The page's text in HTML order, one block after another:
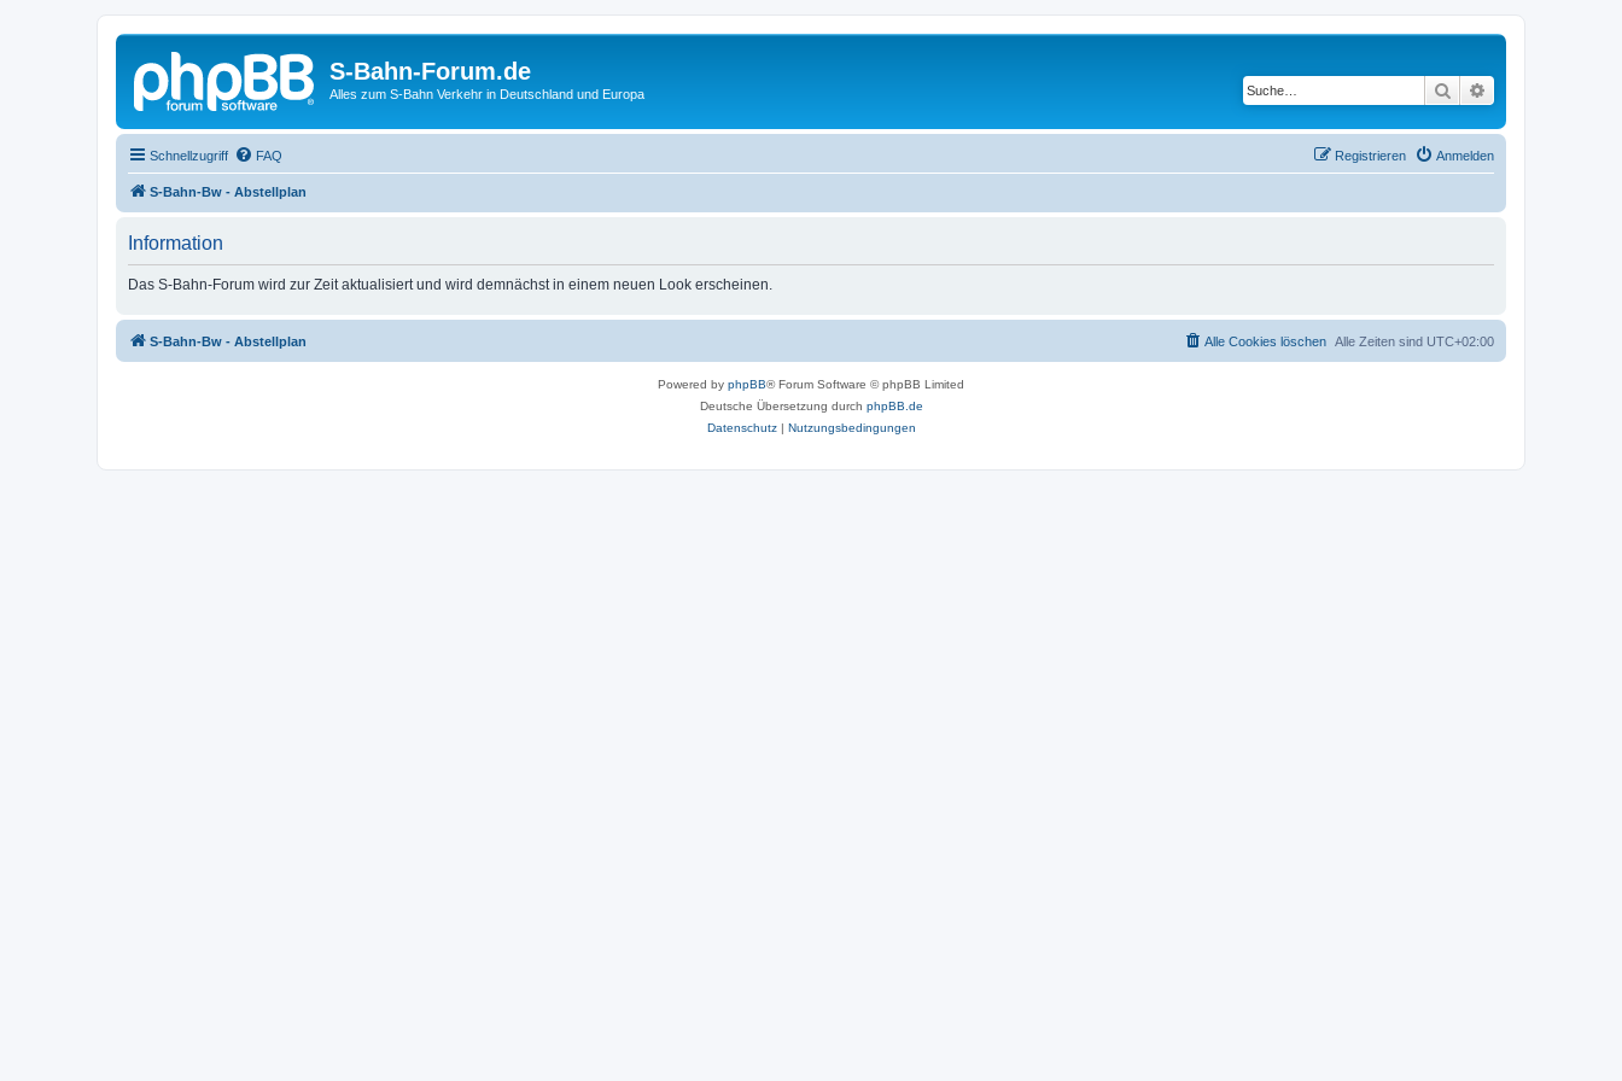
S-Bahn-Forum.de
Alles zum S-Bahn Verkehr in Deutschland und Europa Suche
Schnellzugriff FAQ Anmelden
Registrieren
S-Bahn-Bw - Abstellplan
Information
Das S-Bahn-Forum wird zur Zeit aktualisiert und wird demnächst in einem neuen Look erscheinen.
S-Bahn-Bw - Abstellplan Alle Zeiten sind UTC+02:00
Alle Cookies löschen
Powered by phpBB® Forum Software © phpBB Limited
Deutsche Übersetzung durch phpBB.de
Datenschutz| Nutzungsbedingungen